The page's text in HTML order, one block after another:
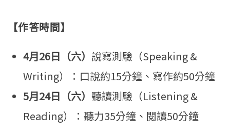
【作答時間】
4月26日（六） 說寫測驗（Speaking &
Writing）：口說約15分鐘、寫作約50分鐘
5月24日（六） 聽讀測驗（Listening &
Reading）：聽力35分鐘、閱讀50分鐘